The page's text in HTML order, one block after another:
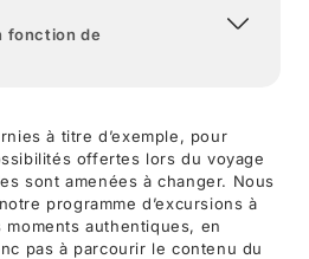
fonction de
à titre d’exemple, pour
offertes lors du voyage
sont amenées à changer. Nous
programme d’excursions à
authentiques, en
pas à parcourir le contenu du